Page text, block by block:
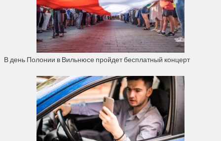
В день Полонии в Вильнюсе пройдет бесплатный концерт